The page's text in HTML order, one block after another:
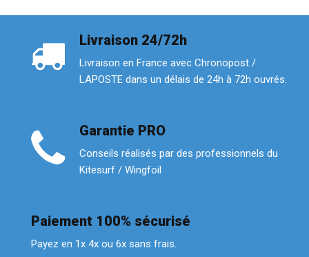
Livraison 24/72h
Livraison en France avec Chronopost /
LAPOSTE dans un délais de 24h à 72h ouvrés.
Garantie PRO
Conseils réalisés par des professionnels du
Kitesurf / Wingfoil
Paiement 100% sécurisé
Payez en 1x 4x ou 6x sans frais.